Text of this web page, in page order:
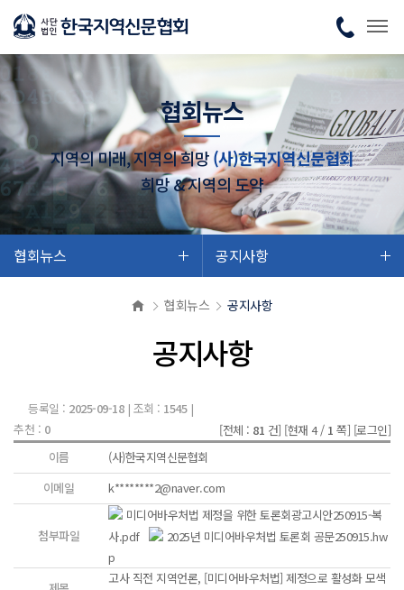
협회뉴스
지역의 미래, 지역의 희망(사)한국지역신문협회
희망 & 지역의 도약
협회뉴스 공지사항
협회뉴스 공지사항
공지사항
등록일 : 2025-09-18| 조회 : 1545|
추천 : 0 [전체 : 81 건] [현재 4 / 1 쪽] [로그인]
이름
(사)한국지역신문협회
이메일
k********2@naver.com
첨부파일
미디어바우처법 제정을 위한 토론회광고시안250915-복
사.pdf
2025년 미디어바우처법 토론회 공문250915.hw
p
고사 직전 지역언론, [미디어바우처법] 제정으로 활성화 모색